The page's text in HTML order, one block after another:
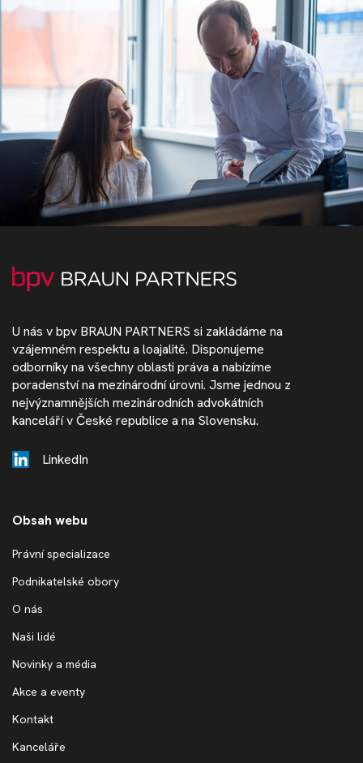
U nás v bpv BRAUN PARTNERS si zakládáme na
vzájemném respektu a loajalitě. Disponujeme
odborníky na všechny oblasti práva a nabízíme
poradenství na mezinárodní úrovni. Jsme jednou z
nejvýznamnějších mezinárodních advokátních
kanceláří v České republice a na Slovensku.
LinkedIn
Obsah webu
Právní specializace
Podnikatelské obory
O nás
Naši lidé
Novinky a média
Akce a eventy
Kontakt
Kanceláře